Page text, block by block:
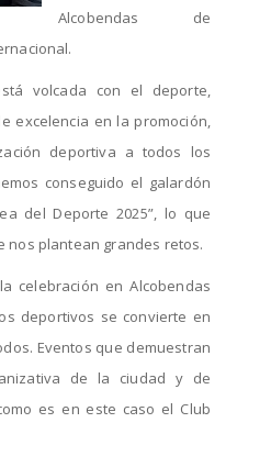
Alcobendas de
volcada con el deporte,
excelencia en la promoción,
deportiva a todos los
conseguido el galardón
del Deporte 2025”, lo que
nos plantean grandes retos.
celebración en Alcobendas
deportivos se convierte en
Eventos que demuestran
de la ciudad y de
es en este caso el Club